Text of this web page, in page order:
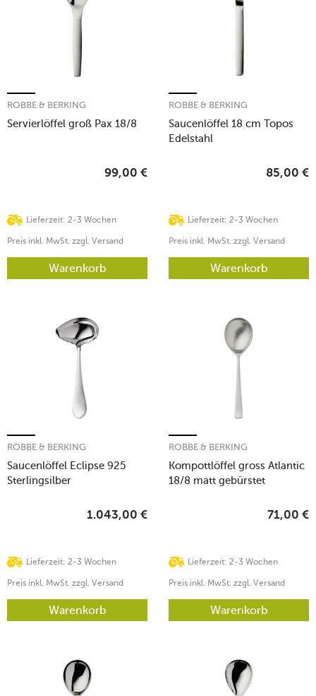
Servierlöffel groß Pax 18/8
ROBBE & BERKING
Lieferzeit: 2-3 Wochen
99,00 €
Preis inkl. MwSt. zzgl. Versand
Warenkorb
Saucenlöffel 18 cm Topos
Edelstahl
ROBBE & BERKING
Lieferzeit: 2-3 Wochen
85,00 €
Preis inkl. MwSt. zzgl. Versand
Warenkorb
Saucenlöffel Eclipse 925
Sterlingsilber
ROBBE & BERKING
Lieferzeit: 2-3 Wochen
1.043,00 €
Preis inkl. MwSt. zzgl. Versand
Warenkorb
Kompottlöffel gross Atlantic
18/8 matt gebürstet
ROBBE & BERKING
Lieferzeit: 2-3 Wochen
71,00 €
Preis inkl. MwSt. zzgl. Versand
Warenkorb